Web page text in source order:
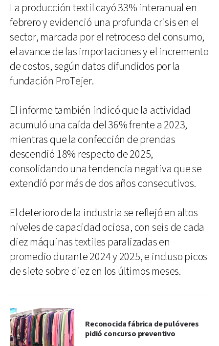
La producción textil cayó 33% interanual en
febrero y evidenció una profunda crisis en el
sector, marcada por el retroceso del consumo,
el avance de las importaciones y el incremento
de costos, según datos difundidos por la
fundación ProTejer.
El informe también indicó que la actividad
acumuló una caída del 36% frente a 2023,
mientras que la confección de prendas
descendió 18% respecto de 2025,
consolidando una tendencia negativa que se
extendió por más de dos años consecutivos.
El deterioro de la industria se reflejó en altos
niveles de capacidad ociosa, con seis de cada
diez máquinas textiles paralizadas en
promedio durante 2024 y 2025, e incluso picos
de siete sobre diez en los últimos meses.
Reconocida fábrica de pulóveres
pidió concurso preventivo